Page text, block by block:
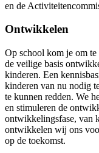
en de
Ontwikkelen
Op school kom je om
de veilige basis
kinderen. Een
kinderen van nu nodig
te kunnen redden. We
en stimuleren de
ontwikkelingsfase, van
ontwikkelen wij ons
op de toekomst.